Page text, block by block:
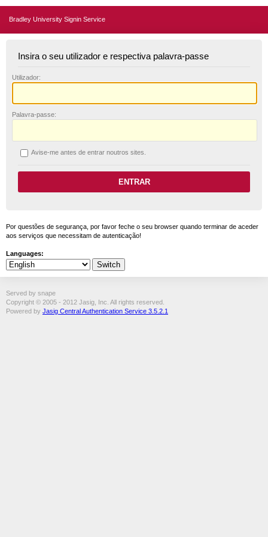
Bradley University Signin Service
Insira o seu utilizador e respectiva palavra-passe
Utilizador:
Palavra-passe:
Avise-me antes de entrar noutros sites.
Por questões de segurança, por favor feche o seu browser quando terminar de aceder
aos serviços que necessitam de autenticação!
Languages:
Served by snape
Copyright © 2005 - 2012 Jasig, Inc. All rights reserved.
Powered by Jasig Central Authentication Service 3.5.2.1